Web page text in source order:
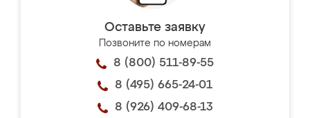
Оставьте заявку
Позвоните по номерам
8 (800) 511-89-55
8 (495) 665-24-01
8 (926) 409-68-13